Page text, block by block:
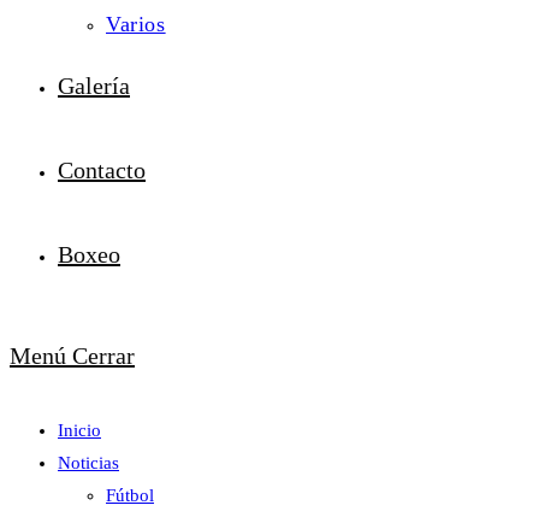
Varios
Galería
Contacto
Boxeo
Menú Cerrar
Inicio
Noticias
Fútbol